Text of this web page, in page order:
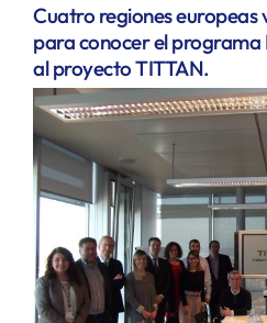
GRUPOS DE INVESTIGACIÓN
PROYECTOS/COLABORACIONES
SERVICIOS
APOYO I+D+I
Cuatro regiones europeas
para conocer el programa
al proyecto TITTAN.